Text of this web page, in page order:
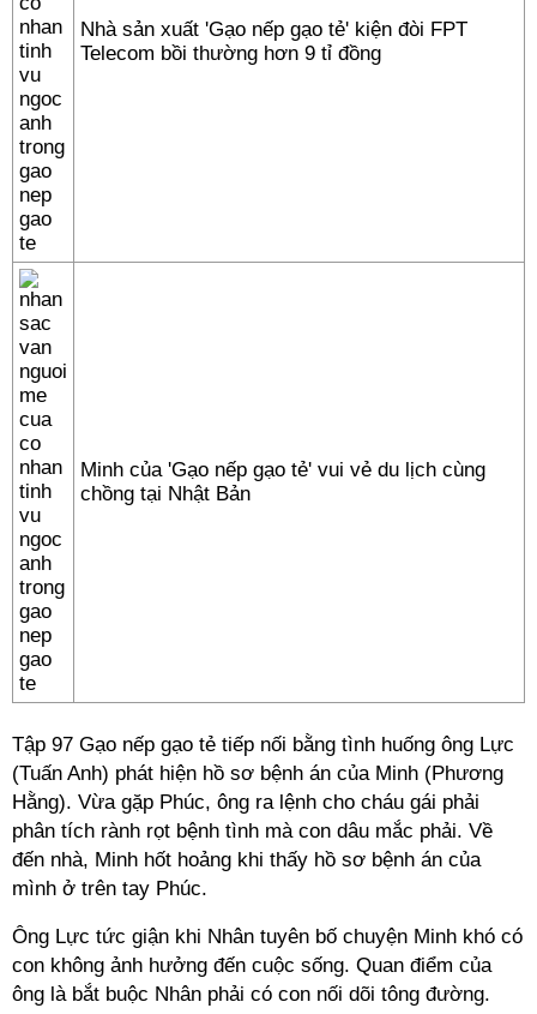
Nhà sản xuất 'Gạo nếp gạo tẻ' kiện đòi FPT
Telecom bồi thường hơn 9 tỉ đồng
Minh của 'Gạo nếp gạo tẻ' vui vẻ du lịch cùng
chồng tại Nhật Bản
Tập 97 Gạo nếp gạo tẻ tiếp nối bằng tình huống ông Lực
(Tuấn Anh) phát hiện hồ sơ bệnh án của Minh (Phương
Hằng). Vừa gặp Phúc, ông ra lệnh cho cháu gái phải
phân tích rành rọt bệnh tình mà con dâu mắc phải. Về
đến nhà, Minh hốt hoảng khi thấy hồ sơ bệnh án của
mình ở trên tay Phúc.
Ông Lực tức giận khi Nhân tuyên bố chuyện Minh khó có
con không ảnh hưởng đến cuộc sống. Quan điểm của
ông là bắt buộc Nhân phải có con nối dõi tông đường.